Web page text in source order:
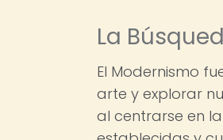
La
El Modernismo
arte y explorar
al centrarse en